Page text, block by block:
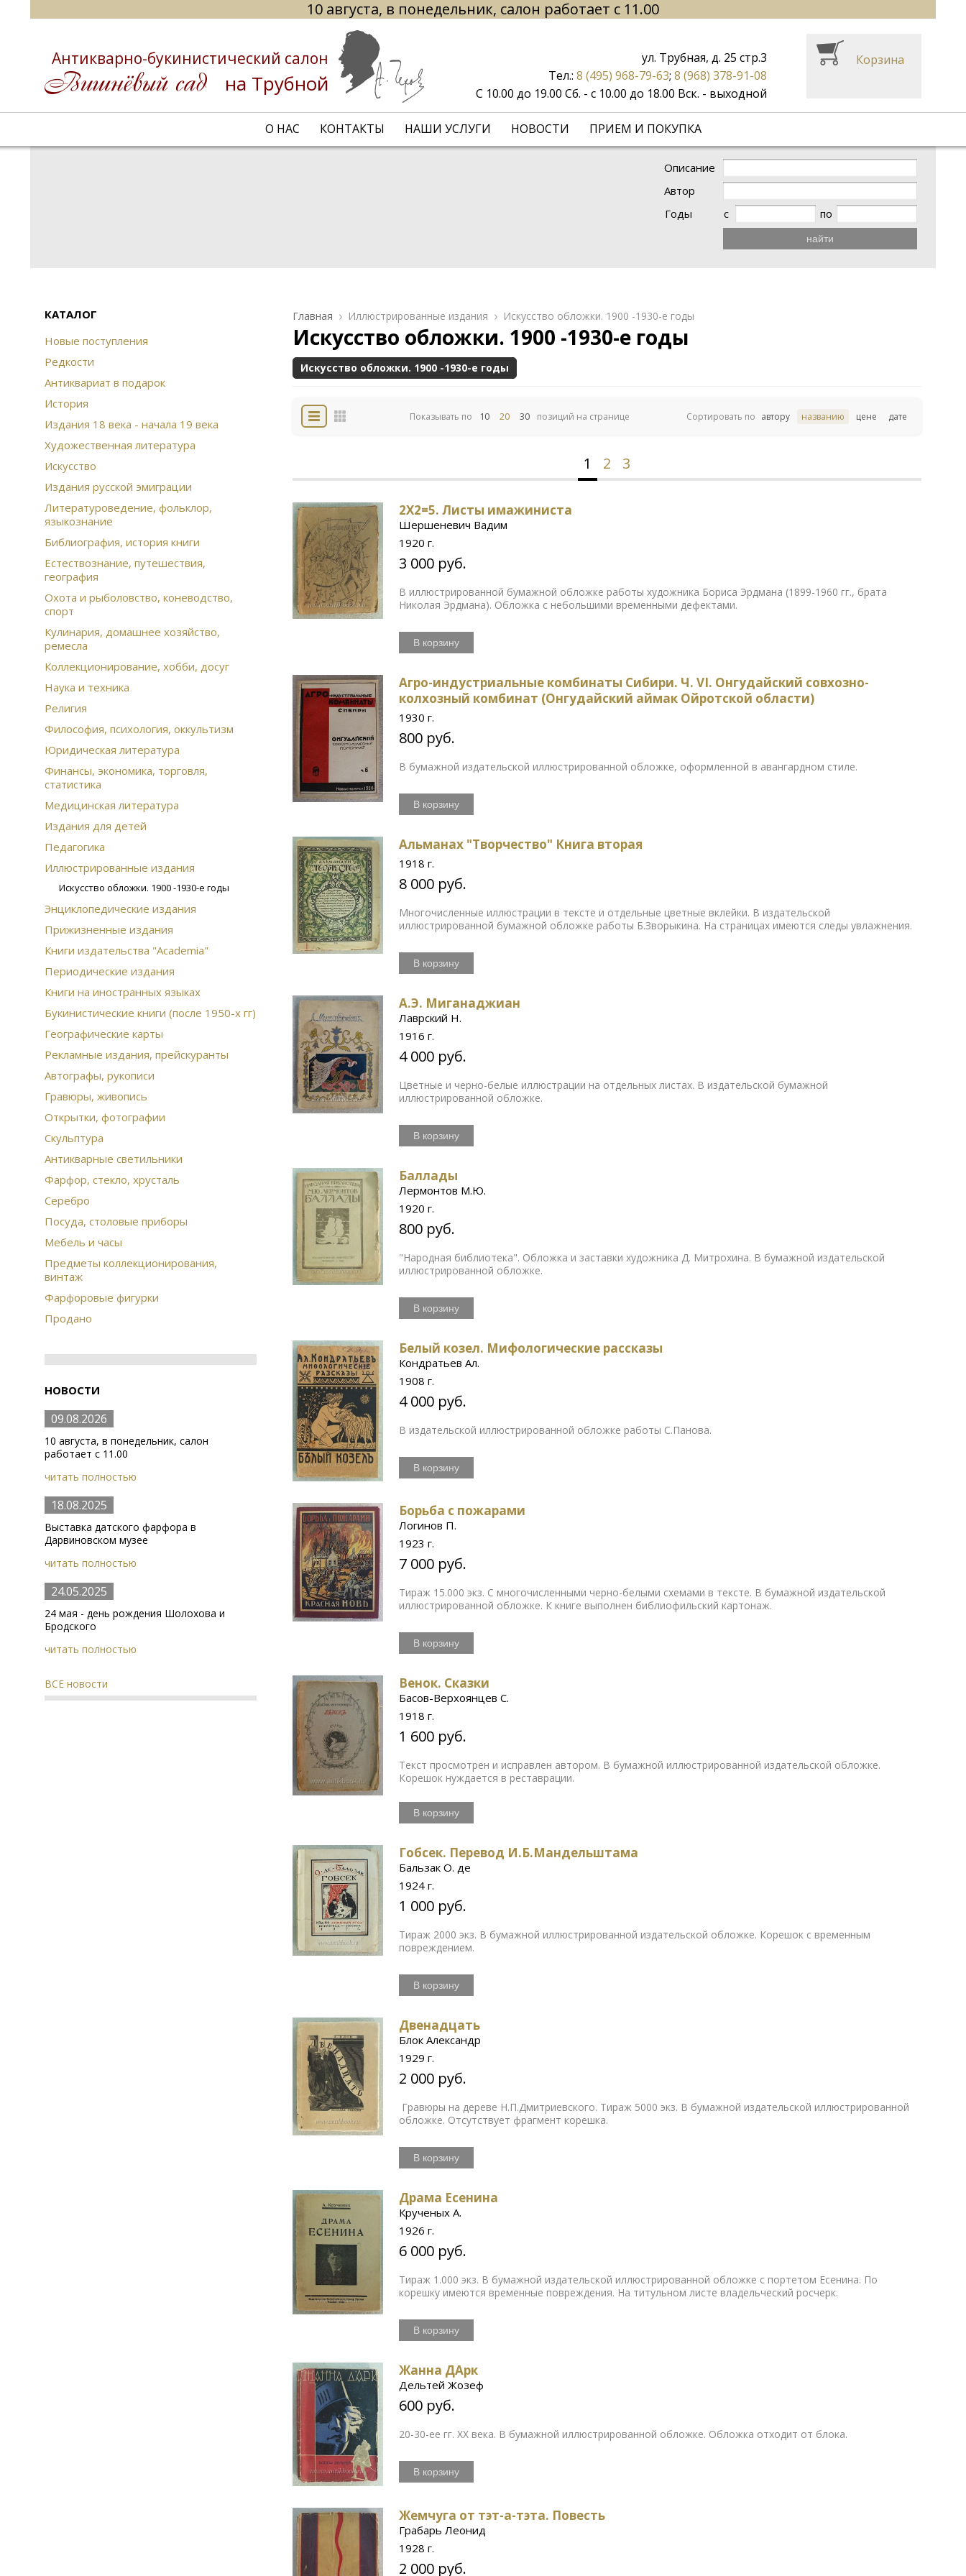
10 августа, в понедельник, салон работает с 11.00
Антикварно-букинистический салон
на Трубной
О НАС КОНТАКТЫ НАШИ УСЛУГИ НОВОСТИ ПРИЕМ И ПОКУПКА
ул. Трубная, д. 25 стр.3
Тел.: 8 (495) 968-79-63; 8 (968) 378-91-08
С 10.00 до 19.00 Сб. - с 10.00 до 18.00 Вск. - выходной
Корзина
Описание
Автор
Годы
с по
найти
КАТАЛОГ
Новые поступления
Редкости
Антиквариат в подарок
История
Издания 18 века - начала 19 века
Художественная литература
Искусство
Издания русской эмиграции
Литературоведение, фольклор,
языкознание
Библиография, история книги
Естествознание, путешествия,
география
Охота и рыболовство, коневодство,
спорт
Кулинария, домашнее хозяйство,
ремесла
Коллекционирование, хобби, досуг
Наука и техника
Религия
Философия, психология, оккультизм
Юридическая литература
Финансы, экономика, торговля,
статистика
Медицинская литература
Издания для детей
Педагогика
Иллюстрированные издания
Искусство обложки. 1900 -1930-е годы
Энциклопедические издания
Прижизненные издания
Книги издательства "Academia"
Периодические издания
Книги на иностранных языках
Букинистические книги (после 1950-х гг)
Географические карты
Рекламные издания, прейскуранты
Автографы, рукописи
Гравюры, живопись
Открытки, фотографии
Скульптура
Антикварные светильники
Фарфор, стекло, хрусталь
Серебро
Посуда, столовые приборы
Мебель и часы
Предметы коллекционирования,
винтаж
Фарфоровые фигурки
Продано
НОВОСТИ
09.08.2026
10 августа, в понедельник, салон
работает с 11.00
читать полностью
18.08.2025
Выставка датского фарфора в
Дарвиновском музее
читать полностью
24.05.2025
24 мая - день рождения Шолохова и
Бродского
читать полностью
ВСЕ новости
Главная Иллюстрированные издания Искусство обложки. 1900 -1930-е годы
Искусство обложки. 1900 -1930-е годы
Искусство обложки. 1900 -1930-е годы
Показывать по 10 20 30 позиций на странице Сортировать по автору названию цене дате
1 2 3
2Х2=5. Листы имажиниста
Шершеневич Вадим
1920 г.
3 000 руб.
В иллюстрированной бумажной обложке работы художника Бориса Эрдмана (1899-1960 гг., брата
Николая Эрдмана). Обложка с небольшими временными дефектами.
В корзину
Агро-индустриальные комбинаты Сибири. Ч. VI. Онгудайский совхозно-
колхозный комбинат (Онгудайский аймак Ойротской области)
1930 г.
800 руб.
В бумажной издательской иллюстрированной обложке, оформленной в авангардном стиле.
В корзину
Альманах "Творчество" Книга вторая
1918 г.
8 000 руб.
Многочисленные иллюстрации в тексте и отдельные цветные вклейки. В издательской
иллюстрированной бумажной обложке работы Б.Зворыкина. На страницах имеются следы увлажнения.
В корзину
А.Э. Миганаджиан
Лаврский Н.
1916 г.
4 000 руб.
Цветные и черно-белые иллюстрации на отдельных листах. В издательской бумажной
иллюстрированной обложке.
В корзину
Баллады
Лермонтов М.Ю.
1920 г.
800 руб.
"Народная библиотека". Обложка и заставки художника Д. Митрохина. В бумажной издательской
иллюстрированной обложке.
В корзину
Белый козел. Мифологические рассказы
Кондратьев Ал.
1908 г.
4 000 руб.
В издательской иллюстрированной обложке работы С.Панова.
В корзину
Борьба с пожарами
Логинов П.
1923 г.
7 000 руб.
Тираж 15.000 экз. С многочисленными черно-белыми схемами в тексте. В бумажной издательской
иллюстрированной обложке. К книге выполнен библиофильский картонаж.
В корзину
Венок. Сказки
Басов-Верхоянцев С.
1918 г.
1 600 руб.
Текст просмотрен и исправлен автором. В бумажной иллюстрированной издательской обложке.
Корешок нуждается в реставрации.
В корзину
Гобсек. Перевод И.Б.Мандельштама
Бальзак О. де
1924 г.
1 000 руб.
Тираж 2000 экз. В бумажной иллюстрированной издательской обложке. Корешок с временным
повреждением.
В корзину
Двенадцать
Блок Александр
1929 г.
2 000 руб.
Гравюры на дереве Н.П.Дмитриевского. Тираж 5000 экз. В бумажной издательской иллюстрированной
обложке. Отсутствует фрагмент корешка.
В корзину
Драма Есенина
Крученых А.
1926 г.
6 000 руб.
Тираж 1.000 экз. В бумажной издательской иллюстрированной обложке с портетом Есенина. По
корешку имеются временные повреждения. На титульном листе владельческий росчерк.
В корзину
Жанна ДАрк
Дельтей Жозеф
600 руб.
20-30-ее гг. ХХ века. В бумажной иллюстрированной обложке. Обложка отходит от блока.
В корзину
Жемчуга от тэт-а-тэта. Повесть
Грабарь Леонид
1928 г.
2 000 руб.